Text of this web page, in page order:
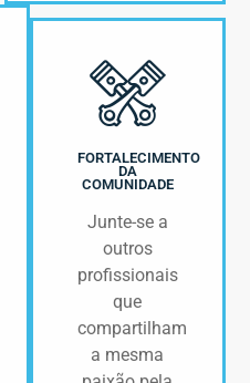
DA
COMUNIDADE
Junte-se a
outros
profissionais
compartilham
a mesma
paixão pela